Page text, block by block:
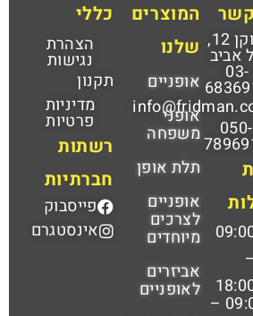
שוקן 12,
אביב
03-
050-
–
09:00 –
המוצרים
שלנו
אופניים
אופני
משפחה
תלת אופן
אופניים
לצרכים
מיוחדים
אביזרים
לאופניים
כללי
הצהרת
נגישות
תקנון
מדיניות
פרטיות
רשתות
חברתיות
פייסבוק
אינסטגרם